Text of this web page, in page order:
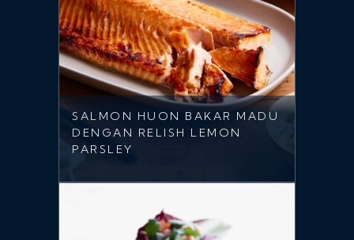
SALMON HUON BAKAR MADU
DENGAN RELISH LEMON
PARSLEY